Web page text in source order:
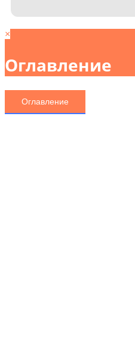
×
Оглавление
Оглавление